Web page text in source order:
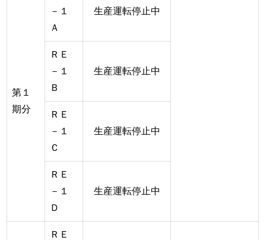
第１
期分
－１
Ａ
生産運転停止中
ＲＥ
－１
Ｂ
生産運転停止中
ＲＥ
－１
Ｃ
生産運転停止中
ＲＥ
－１
Ｄ
生産運転停止中
ＲＥ